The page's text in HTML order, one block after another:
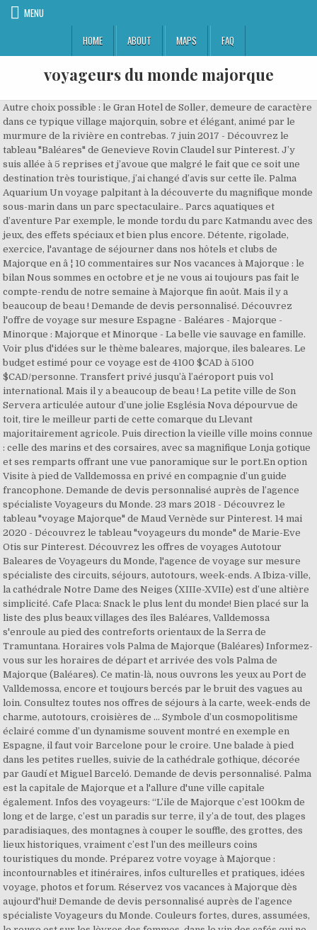
MENU
HOME
ABOUT MAPS FAQ
voyageurs du monde majorque
Autre choix possible : le Gran Hotel de Soller, demeure de caractère dans ce typique village majorquin, sobre et élégant, animé par le murmure de la rivière en contrebas. 7 juin 2017 - Découvrez le tableau "Baléares" de Genevieve Rovin Claudel sur Pinterest. J’y suis allée à 5 reprises et j’avoue que malgré le fait que ce soit une destination très touristique, j’ai changé d’avis sur cette île. Palma Aquarium Un voyage palpitant à la découverte du magnifique monde sous-marin dans un parc spectaculaire.. Parcs aquatiques et d’aventure Par exemple, le monde tordu du parc Katmandu avec des jeux, des effets spéciaux et bien plus encore. Détente, rigolade, exercice, l'avantage de séjourner dans nos hôtels et clubs de Majorque en â ¦ 10 commentaires sur Nos vacances à Majorque : le bilan Nous sommes en octobre et je ne vous ai toujours pas fait le compte-rendu de notre semaine à Majorque fin août. Mais il y a beaucoup de beau ! Demande de devis personnalisé. Découvrez l'offre de voyage sur mesure Espagne - Baléares - Majorque - Minorque : Majorque et Minorque - La belle vie sauvage en famille. Voir plus d'idées sur le thème baleares, majorque, iles baleares. Le budget estimé pour ce voyage est de 4100 $CAD à 5100 $CAD/personne. Transfert privé jusqu’à l’aéroport puis vol international. Mais il y a beaucoup de beau ! La petite ville de Son Servera articulée autour d’une jolie Església Nova dépourvue de toit, tire le meilleur parti de cette comarque du Llevant majoritairement agricole. Puis direction la vieille ville moins connue : celle des marins et des corsaires, avec sa magnifique Lonja gotique et ses remparts offrant une vue panoramique sur le port.En option Visite à pied de Valldemossa en privé en compagnie d’un guide francophone. Demande de devis personnalisé auprès de l’agence spécialiste Voyageurs du Monde. 23 mars 2018 - Découvrez le tableau "voyage Majorque" de Maud Vernède sur Pinterest. 14 mai 2020 - Découvrez le tableau "voyageurs du monde" de Marie-Eve Otis sur Pinterest. Découvrez les offres de voyages Autotour Baleares de Voyageurs du Monde, l'agence de voyage sur mesure spécialiste des circuits, séjours, autotours, week-ends. A Ibiza-ville, la cathédrale Notre Dame des Neiges (XIIIe-XVIIe) est d’une altière simplicité. Cafe Placa: Snack le plus lent du monde! Bien placé sur la liste des plus beaux villages des îles Baléares, Valldemossa s'enroule au pied des contreforts orientaux de la Serra de Tramuntana. Horaires vols Palma de Majorque (Baléares) Informez-vous sur les horaires de départ et arrivée des vols Palma de Majorque (Baléares). Ce matin-là, nous ouvrons les yeux au Port de Valldemossa, encore et toujours bercés par le bruit des vagues au loin. Consultez toutes nos offres de séjours à la carte, week-ends de charme, autotours, croisières de … Symbole d’un cosmopolitisme éclairé comme d’un dynamisme souvent montré en exemple en Espagne, il faut voir Barcelone pour le croire. Une balade à pied dans les petites ruelles, suivie de la cathédrale gothique, décorée par Gaudí et Miguel Barceló. Demande de devis personnalisé. Palma est la capitale de Majorque et a l'allure d'une ville capitale également. Infos des voyageurs: “L’ile de Majorque c’est 100km de long et de large, c’est un paradis sur terre, il y’a de tout, des plages paradisiaques, des montagnes à couper le souffle, des grottes, des lieux historiques, vraiment c’est l’un des meilleurs coins touristiques du monde. Préparez votre voyage à Majorque : incontournables et itinéraires, infos culturelles et pratiques, idées voyage, photos et forum. Réservez vos vacances à Majorque dès aujourd'hui! Demande de devis personnalisé auprès de l’agence spécialiste Voyageurs du Monde. Couleurs fortes, dures, assumées, le rouge est sur les lèvres des femmes, dans le vin des cafés qui ne s’arrêtent jamais, les robes du folklore, le drapeau du pays. Majorque, la grande île des Baléares est capable du pire comme du meilleur. Excursion en bateau Demandez à votre guide. C'est beaucoup plus appréciable quand il y a moins de monde . Vol international pour Barcelone puis vol pour Palma de Majorque. Très convoitées en été, ses plages bordées de pins et de falaises ne sont pourtant pas le seul intérêt de l’île. Palma de Majorque. - consultez 12 009 avis de voyageurs, 8 578 photos, les meilleures offres et comparez les prix pour Porto Cristo, Espagne sur Tripadvisor. Suggestion 100% personnalisable selon vos envies, Selon saison, types d'hébergements et activités (vols inclus). Carte Palma de Majorque | Carte du monde. Placa de Cort: Place très centrale Olivier majestueux - consultez 238 avis de voyageurs, 218 photos, les meilleures offres et comparez les prix pour Palma de Majorque, Espagne sur Tripadvisor. Une voiture de location est à votre disposition pour parcourir les alentours et en découvrir les beautés cachées, loin des foules de touristes. Consulter les avis des clients Voyageurs du Monde aux Baléares, agence de voyage spécialiste du voyage sur mesure aux Baléares 2. Grottes du Drach: Trop de monde - consultez 12 007 avis de voyageurs, 8 582 photos, les meilleures offres et comparez les prix pour Porto Cristo, Espagne sur Tripadvisor. https://www.voyageursdumonde.ca/.../les-plus-belles-plages-de-majorque Découvrez toutes nos offres de voyages aux Baléares. Playa de Palma, El Arenal: Du monde - consultez 2 062 avis de voyageurs, 1 541 photos, les meilleures offres et comparez les prix pour Palma de Majorque, Espagne sur Tripadvisor. Un voyage sur l’île, et vous comprendrez pourquoi Majorque est l’une des destinations les plus prisées en Europe. Installation à l’hôtel SixtyTwo pour 3 nuits. Voyageurs du Monde : spécialiste du voyage sur mesure aux Baléares. En poursuivant votre navigation, vous acceptez l'utilisation des cookies. Le parcours prévoit une incursion dans le quartier du Raval à proximité des Ramblas, puis rejoint le bord de mer en direction du vieux port, des plages de Barceloneta et du parc de la Ciutadella. Les plus belles plages de Majorque - Le Mag Voyageurs Découvrez les offres de sejours au soleil en Espagne de Voyageurs du Monde, le spécialiste du voyage sur mesure, pour des vacances réussies à la mer. À Majorque, il est possible d’assister à un concert de musique classique au bord de l’un des plus grands lacs souterrains du monde.… Lire la suite © Mes sublimes découvertes à Majorque. À Majorque, on vous garde secrète une superbe adresse où buller le temps d'une luxueuse retraite : le Son Brull & Spa, ancien monastère réhabilité avec vue sur les champs d'oliviers et la baie de Pollença. Lors d’un séjour à Majorque, on ne manquera pas d’explorer l’intérieure de l’île. Si vous venez en famille pendant les vacances scolaires, vous serez conquis : l'île offre une multitude d'activités pour les enfants. Contactez nos conseillers specialistes pour créer votre voyage sur mesure, Parce que chaque voyageur est différent, nos conseillers sont à votre écoute pour construire votre voyage sur mesure, Duo méditerranéen - Majorque et Barcelone, l’Espagne côté mer, Farniente au soleil, vieilles pierres et terroir : le charme de l’Espagne méditerranéenne, Séjourner entre les murs historiques d’établissements de caractère, Palma et Barcelone en privé, billets d’entrée pour la Sagrada Familia : c’est déjà prévu, Transferts privés, GPS, conciergerie, les + Voyageurs, Le vol international sur companie régulière, Les vols Barcelone-Majorque et Majorque-Barcelone sur compagnie régulière, Les taxes aériennes et surcharges carburant, La location de voiture pour 5 jours à Majorque, Les 2 nuits à Son Servera, en chambre double avec petit-déjeuner, Les 2 nuits à Pollença, en chambre double avec petit-déjeuner, Les 3 nuits à Barcelone, en chambre double avec petit-déjeuner, Une visite guidée et privée, à pied de Palma de Majorque, Les transferts privés entre l’hôtel et l’aéroport de Barcelone, Une visite privée du Barrio Gotico à Barcelone, Les billets d’entrée pour la Sagrada Familia en visite libre, Le wifi gratuit pendant votre voyage : un mini routeur international remis avant le départ, permettant de connecter jusqu'à 5 terminaux simultanément. Vol pour Barcelone puis transfert privé depuis l’aéroport jusqu’à l’hôtel. Les grands clubs se trouvent à une vingtaine de minutes de voiture de l’hôtel. Jour 4 : Exploration de Palma de Majorque. Autre particularité de charme : ses centaines de moulins autrefois en activité dans les vallées fertiles de l'île pour moudre le grain et puiser l'eau en profondeur, désormais tombés en désuétude mais réhabilités pour certains en gîtes ou restaurants de charme, soufflant un vent rafraichissant sur les adresses à notre disposition lors du voyage…, Ceux qui n'ont pas peur d'aller à l'encontre des a priori et sauront voir le vrai visage de Majorque en s'engouffrant là où tout le monde ne va pas…. Commandez nos brochures, magazine et éditions par pays, Contactez un conseiller spécialiste 01 42 86 16 00, Charmes de Palma, côte sauvage, villages pittoresques et arrière-pays préservé : le visage caché des Baléares, Plus grande île des Baléares, au large de la mer Méditerranée, Majorque recèle bien des charmes si l'on prend soin de s'écarter de la foule : délicieux villages agricoles préservés, comme tout droit sortis d'un autre temps, versants montagneux où randonner à la fraîche, gastronomie goûteuse du terroir, riche passé historique… Voilà quelques atouts pour un voyage authentique loin de la Majorque usée par le tourisme de masse. Installation à l’hôtel Son Corb Boutique Hotel pour deux nuits. Enfin, côté culture, notez que Palma de Majorque, la capitale, reçoit de nombreux festivals, concerts et expositions. Découvrez tous les services qui vous accompagnent pendant votre voyage. Bienvenue sur Monde du Voyage. Après une nuit en mer plutôt agitée, nous arrivons au petit matin au port d’Alcùdia situé au Nord-Est de l’île de Majorque.Il est 8 heures du matin, nous ne sommes que partiellement réveillés mais la perspective de découv